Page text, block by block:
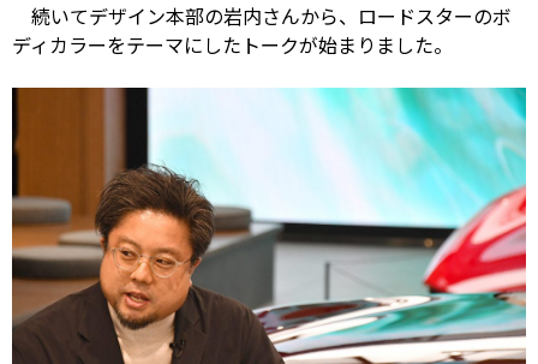
続いてデザイン本部の岩内さんから、ロードスターのボ
ディカラーをテーマにしたトークが始まりました。